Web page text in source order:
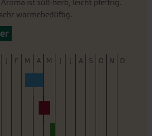
ist süß-herb, leicht pfeffrig.
wärmebedüftig.
J F M A M J J A S O N
D